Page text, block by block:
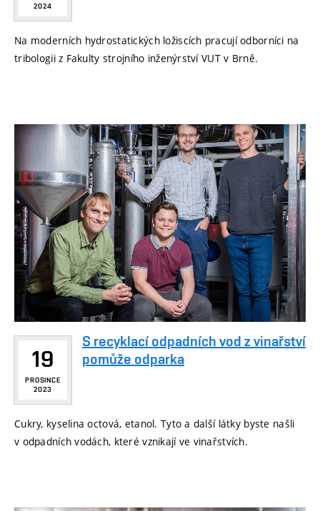
2024
Na moderních hydrostatických ložiscích pracují odborníci na
tribologii z Fakulty strojního inženýrství VUT v Brně.
19
PROSINCE
2023
S recyklací odpadních vod z vinařství
pomůže odparka
Cukry, kyselina octová, etanol. Tyto a další látky byste našli
v odpadních vodách, které vznikají ve vinařstvích.